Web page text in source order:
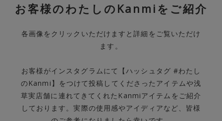
お客様のわたしのKanmiをご紹介
各画像をクリックいただけますと詳細をご覧いただけ
ます。
お客様がインスタグラムにて【ハッシュタグ #わたし
のKanmi】をつけて投稿してくださったアイテムや浅
草実店舗に連れてきてくれたKanmiアイテムをご紹介
しております。実際の使用感やアイディアなど、皆様